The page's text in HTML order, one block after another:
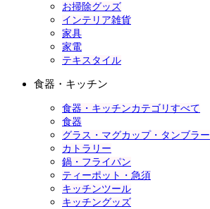
お掃除グッズ
インテリア雑貨
家具
家電
テキスタイル
食器・キッチン
食器・キッチンカテゴリすべて
食器
グラス・マグカップ・タンブラー
カトラリー
鍋・フライパン
ティーポット・急須
キッチンツール
キッチングッズ